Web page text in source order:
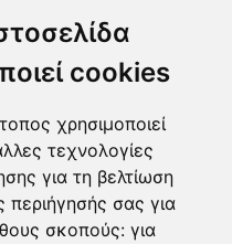
cookies
χρησιμοποιεί
τεχνολογίες
για τη βελτίωση
περιήγησής σας για
σκοπούς: για
για τα Cookies
τη σύσταση (ΕΕ)
TV|LIVE
| Youtube